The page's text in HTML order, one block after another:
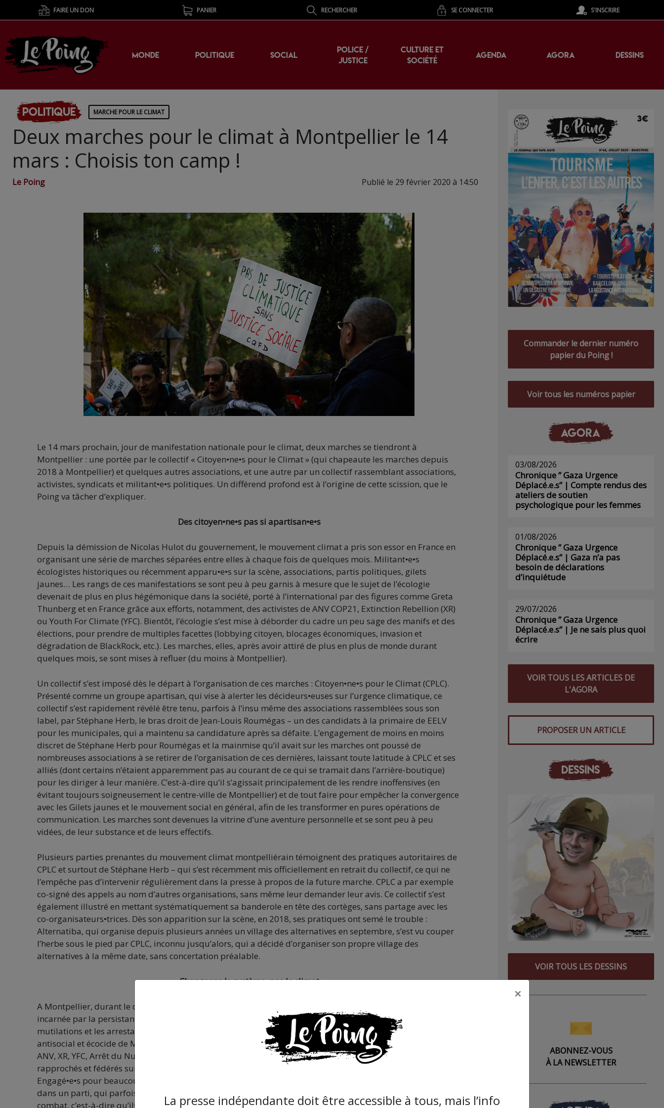
FAIRE UN DON PANIER RECHERCHER SE CONNECTER S'INSCRIRE
MONDE POLITIQUE SOCIAL
POLICE /
JUSTICE
CULTURE ET
SOCIÉTÉ
AGENDA AGORA DESSINS
Politique MARCHE POUR LE CLIMAT
Deux marches pour le climat à Montpellier le 14
mars : Choisis ton camp !
Le Poing Publié le 29 février 2020 à 14:50
Le 14 mars prochain, jour de manifestation nationale pour le climat, deux marches se tiendront à
Montpellier : une portée par le collectif « Citoyen•ne•s pour le Climat » (qui chapeaute les marches depuis
2018 à Montpellier) et quelques autres associations, et une autre par un collectif rassemblant associations,
activistes, syndicats et militant•e•s politiques. Un différend profond est à l’origine de cette scission, que le
Poing va tâcher d’expliquer.
Des citoyen•ne•s pas si apartisan•e•s
Depuis la démission de Nicolas Hulot du gouvernement, le mouvement climat a pris son essor en France en
organisant une série de marches séparées entre elles à chaque fois de quelques mois. Militant•e•s
écologistes historiques ou récemment apparu•e•s sur la scène, associations, partis politiques, gilets
jaunes… Les rangs de ces manifestations se sont peu à peu garnis à mesure que le sujet de l’écologie
devenait de plus en plus hégémonique dans la société, porté à l’international par des figures comme Greta
Thunberg et en France grâce aux efforts, notamment, des activistes de ANV COP21, Extinction Rebellion (XR)
ou Youth For Climate (YFC). Bientôt, l’écologie s’est mise à déborder du cadre un peu sage des manifs et des
élections, pour prendre de multiples facettes (lobbying citoyen, blocages économiques, invasion et
dégradation de BlackRock, etc.). Les marches, elles, après avoir attiré de plus en plus de monde durant
quelques mois, se sont mises à refluer (du moins à Montpellier).
Un collectif s’est imposé dès le départ à l’organisation de ces marches : Citoyen•ne•s pour le Climat (CPLC).
Présenté comme un groupe apartisan, qui vise à alerter les décideurs•euses sur l’urgence climatique, ce
collectif s’est rapidement révélé être tenu, parfois à l’insu même des associations rassemblées sous son
label, par Stéphane Herb, le bras droit de Jean-Louis Roumégas – un des candidats à la primaire de EELV
pour les municipales, qui a maintenu sa candidature après sa défaite. L’engagement de moins en moins
discret de Stéphane Herb pour Roumégas et la mainmise qu’il avait sur les marches ont poussé de
nombreuses associations à se retirer de l’organisation de ces dernières, laissant toute latitude à CPLC et ses
alliés (dont certains n’étaient apparemment pas au courant de ce qui se tramait dans l’arrière-boutique)
pour les diriger à leur manière. C’est-à-dire qu’il s’agissait principalement de les rendre inoffensives (en
évitant toujours soigneusement le centre-ville de Montpellier) et de tout faire pour empêcher la convergence
avec les Gilets jaunes et le mouvement social en général, afin de les transformer en pures opérations de
communication. Les marches sont devenues la vitrine d’une aventure personnelle et se sont peu à peu
vidées, de leur substance et de leurs effectifs.
Plusieurs parties prenantes du mouvement climat montpelliérain témoignent des pratiques autoritaires de
CPLC et surtout de Stéphane Herb – qui s’est récemment mis officiellement en retrait du collectif, ce qui ne
l’empêche pas d’intervenir régulièrement dans la presse à propos de la future marche. CPLC a par exemple
co-signé des appels au nom d’autres organisations, sans même leur demander leur avis. Ce collectif s’est
également illustré en mettant systématiquement sa banderole en tête des cortèges, sans partage avec les
co-organisateurs•trices. Dès son apparition sur la scène, en 2018, ses pratiques ont semé le trouble :
Alternatiba, qui organise depuis plusieurs années un village des alternatives en septembre, s’est vu couper
l’herbe sous le pied par CPLC, inconnu jusqu’alors, qui a décidé d’organiser son propre village des
alternatives à la même date, sans concertation préalable.
« Changeons le système, pas le climat »
A Montpellier, durant le courant de l’année 2019, marquée par une forte conflictualité sociale avant tout
incarnée par la persistance opiniâtre des Gilets jaunes, qui bravent, samedi après samedi, les coups, les
mutilations et les arrestations pour maintenir allumée l’étincelle de leur lutte contre le gouvernement
antisocial et écocide de Macron, les associations et activistes écologistes réellement engagés dans la lutte –
ANV, XR, YFC, Arrêt du Nucléaire 34, I-Boycott, Alternatiba et bien d’autres–, se sont progressivement
rapprochés et fédérés sur des actions communes (Le Pacte de Milan ou le Block Friday par exemple).
Engagé•e•s pour beaucoup, qui dans un collectif écolo, qui dans les gilets jaunes, qui dans un syndicat, qui
dans un parti, qui parfois tout à la fois, ces activistes et militant•e•s ont progressivement politisé leur
combat, c’est-à-dire qu’ils et elles ont commencé à produire un discours global qui fait de la catastrophe
Commander le dernier numéro
papier du Poing !
Voir tous les numéros papier
AGORA
03/08/2026
Chronique ” Gaza Urgence
Déplacé.e.s” | Compte rendus des
ateliers de soutien
psychologique pour les femmes
01/08/2026
Chronique ” Gaza Urgence
Déplacé.e.s” | Gaza n’a pas
besoin de déclarations
d’inquiétude
29/07/2026
Chronique ” Gaza Urgence
Déplacé.e.s” | Je ne sais plus quoi
écrire
VOIR TOUS LES ARTICLES DE
L'AGORA
PROPOSER UN ARTICLE
DESSINS
VOIR TOUS LES DESSINS
ABONNEZ-VOUS
À LA NEWSLETTER
×
La presse indépendante doit être accessible à tous, mais l’info